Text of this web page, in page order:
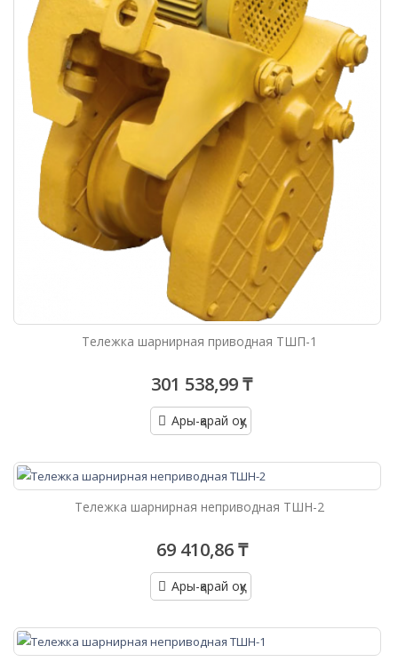
Тележка шарнирная приводная ТШП-1
301 538,99 ₸
Ары-қарай оқу
Тележка шарнирная неприводная ТШН-2
69 410,86 ₸
Ары-қарай оқу